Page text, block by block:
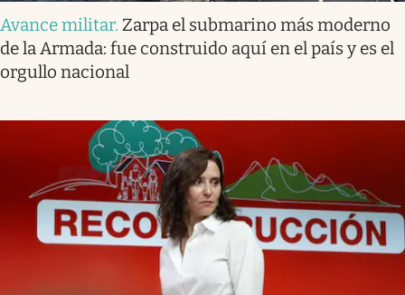
Avance militar. Zarpa el submarino más moderno
de la Armada: fue construido aquí en el país y es el
orgullo nacional